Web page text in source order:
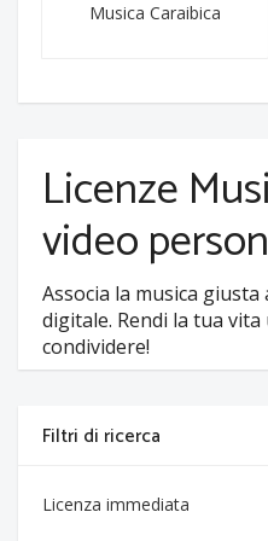
Musica Caraibica
Licenze
video
Associa la musica
digitale. Rendi la tua
condividere!
Filtri di ricerca
Licenza immediata